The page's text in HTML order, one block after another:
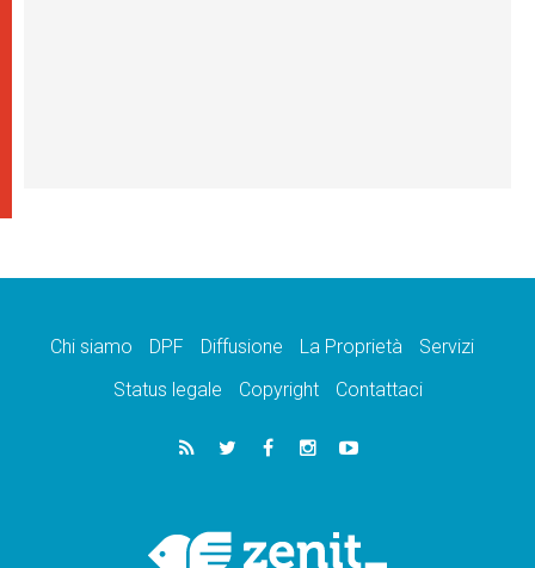
Chi siamo DPF Diffusione La Proprietà
Servizi
Status legale
Copyright Contattaci